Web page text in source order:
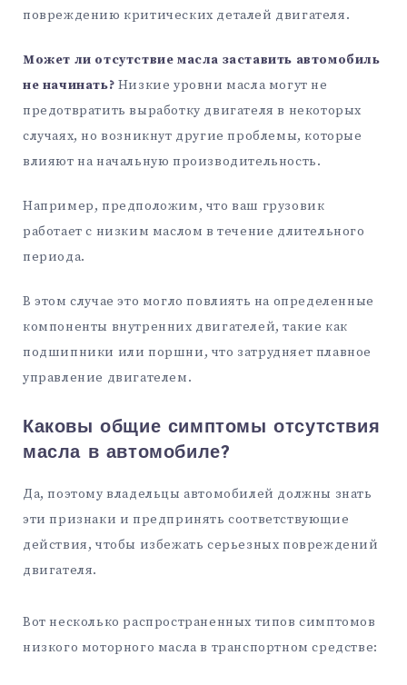
повреждению критических деталей двигателя.
Может ли отсутствие масла заставить автомобиль
не начинать? Низкие уровни масла могут не
предотвратить выработку двигателя в некоторых
случаях, но возникнут другие проблемы, которые
влияют на начальную производительность.
Например, предположим, что ваш грузовик
работает с низким маслом в течение длительного
периода.
В этом случае это могло повлиять на определенные
компоненты внутренних двигателей, такие как
подшипники или поршни, что затрудняет плавное
управление двигателем.
Каковы общие симптомы отсутствия
масла в автомобиле?
Да, поэтому владельцы автомобилей должны знать
эти признаки и предпринять соответствующие
действия, чтобы избежать серьезных повреждений
двигателя.
Вот несколько распространенных типов симптомов
низкого моторного масла в транспортном средстве: